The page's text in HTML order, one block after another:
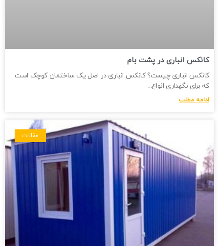
کانکس انباری در پشت بام
کانکس انباری چیست؟ کانکس انباری در اصل یک ساختمان کوچک است
که برای نگهداری انواع
ادامه مطلب
مقالات